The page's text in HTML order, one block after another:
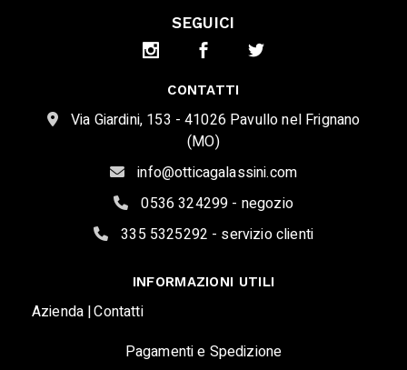
SEGUICI
CONTATTI
Via Giardini, 153 - 41026 Pavullo nel Frignano
(MO)
info@otticagalassini.com
0536 324299 - negozio
335 5325292 - servizio clienti
INFORMAZIONI UTILI
Azienda |Contatti
Pagamenti e Spedizione